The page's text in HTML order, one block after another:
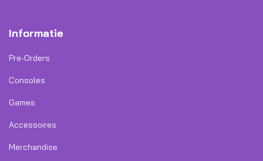
Informatie
Pre-Orders
Consoles
Games
Accessoires
Merchandise